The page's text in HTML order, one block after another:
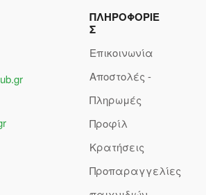
ΠΛΗΡΟΦΟΡΙΕ
Σ
Επικοινωνία
Αποστολές -
Πληρωμές
Προφίλ
Κρατήσεις
Προπαραγγελίες